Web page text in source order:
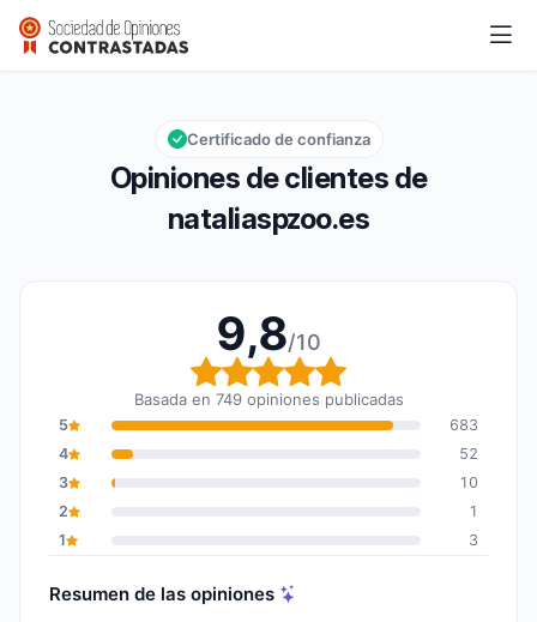
nataliaspzoo.es
Calificación global: 9,8 de 10
9,8/10
Opiniones de clientes de
nataliaspzoo.es
Certificado de confianza
9,8/10
Calificación global: 9,8
Basada en 749 opiniones publicadas
5
683
4
52
3
10
2
1
1
3
Resumen de las opiniones